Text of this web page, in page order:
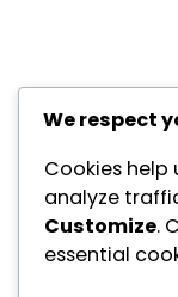
We respect
Cookies help
analyze
Customize.
essential